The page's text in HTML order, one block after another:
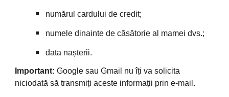
numărul cardului de credit;
numele dinainte de căsătorie al mamei dvs.;
data nașterii.
Important: Google sau Gmail nu îți va solicita
niciodată să transmiți aceste informații prin e-mail.